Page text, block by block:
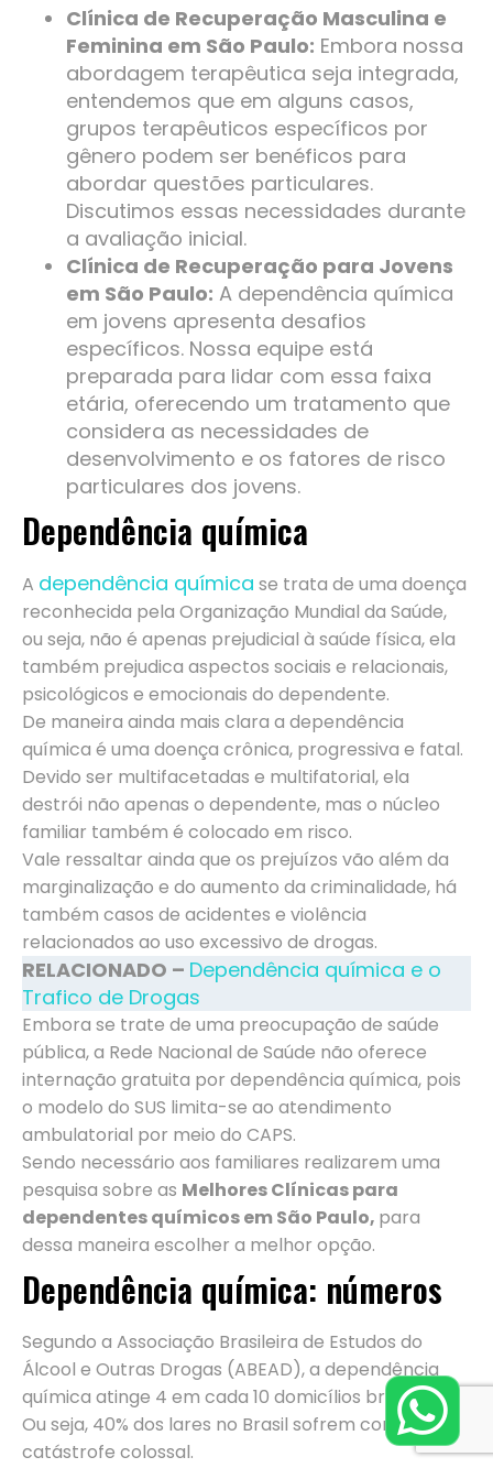
Clínica de Recuperação Masculina e
Feminina em São Paulo: Embora nossa
abordagem terapêutica seja integrada,
entendemos que em alguns casos,
grupos terapêuticos específicos por
gênero podem ser benéficos para
abordar questões particulares.
Discutimos essas necessidades durante
a avaliação inicial.
Clínica de Recuperação para Jovens
em São Paulo: A dependência química
em jovens apresenta desafios
específicos. Nossa equipe está
preparada para lidar com essa faixa
etária, oferecendo um tratamento que
considera as necessidades de
desenvolvimento e os fatores de risco
particulares dos jovens.
Dependência química
A dependência química se trata de uma doença
reconhecida pela Organização Mundial da Saúde,
ou seja, não é apenas prejudicial à saúde física, ela
também prejudica aspectos sociais e relacionais,
psicológicos e emocionais do dependente.
De maneira ainda mais clara a dependência
química é uma doença crônica, progressiva e fatal.
Devido ser multifacetadas e multifatorial, ela
destrói não apenas o dependente, mas o núcleo
familiar também é colocado em risco.
Vale ressaltar ainda que os prejuízos vão além da
marginalização e do aumento da criminalidade, há
também casos de acidentes e violência
relacionados ao uso excessivo de drogas.
RELACIONADO – Dependência química e o
Trafico de Drogas
Embora se trate de uma preocupação de saúde
pública, a Rede Nacional de Saúde não oferece
internação gratuita por dependência química, pois
o modelo do SUS limita-se ao atendimento
ambulatorial por meio do CAPS.
Sendo necessário aos familiares realizarem uma
pesquisa sobre as Melhores Clínicas para
dependentes químicos em São Paulo, para
dessa maneira escolher a melhor opção.
Dependência química: números
Segundo a Associação Brasileira de Estudos do
Álcool e Outras Drogas (ABEAD), a dependência
química atinge 4 em cada 10 domicílios brasileiros.
Ou seja, 40% dos lares no Brasil sofrem com essa
catástrofe colossal.